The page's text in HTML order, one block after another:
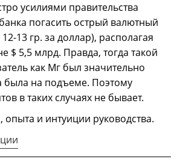
усилиями правительства
погасить острый валютный
13 гр. за доллар), располагая
$ 5,5 млрд. Правда, тогда такой
как Мг был значительно
была на подъеме. Поэтому
в таких случаях не бывает.
опыта и интуиции руководства.